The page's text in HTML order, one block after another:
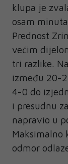
klupa je
osam
Prednost
većim
tri razlike.
između 20-
4-0 do
i presudnu
napravio u
Maksimalno
odmor